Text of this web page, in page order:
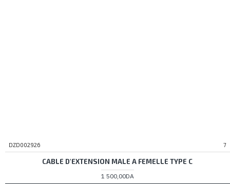
DZD002926 7
CABLE D'EXTENSION MALE A FEMELLE TYPE C
1 500,00DA